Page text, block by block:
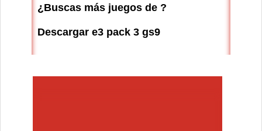
¿Buscas más juegos de ?
Descargar e3 pack 3 gs9